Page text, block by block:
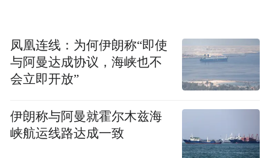
活动的高潮由宝安区科技馆的“特邀嘉宾”掀
起。当灵活的四足机器狗伴着音乐节奏做出
作揖、翻滚、比心等高难度动作时，现场瞬
间沸腾。在工作人员的指导下，孩子们不仅
亲手通过遥控指令控制机器狗完成“穿越迷
宫”任务，还了解了AI视觉识别与运动平衡的
凤凰连线：为何伊朗称“即使
与阿曼达成协议，海峡也不
会立即开放”
伊朗称与阿曼就霍尔木兹海
峡航运线路达成一致